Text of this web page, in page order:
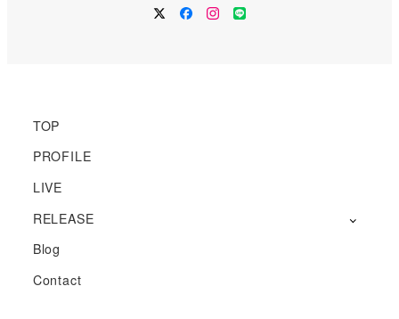
メ メ メ
TOP
PROFILE
LIVE
RELEASE
Blog
Contact